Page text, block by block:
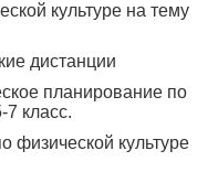
культуре на тему
дистанции
планирование по
класс.
физической культуре